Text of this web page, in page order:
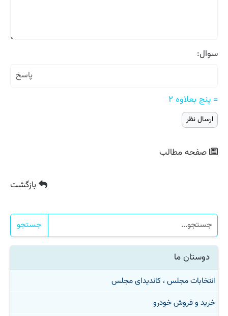
سوال:
= پنج بعلاوه ۲
صفحه مطالب
بازگشت
جستجو
دوستان ما
انتخابات مجلس ، کاندیدای مجلس
خرید و فروش خودرو